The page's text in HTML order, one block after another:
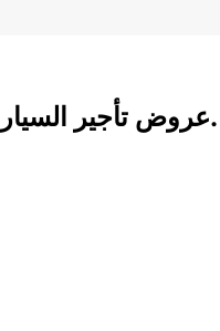
عروض تأجير السيارات وتأجير الشاحنات اليوم.